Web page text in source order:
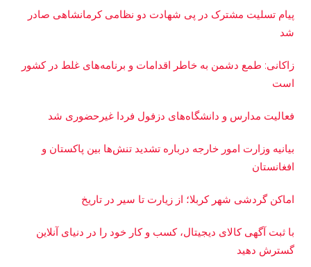
پیام تسلیت مشترک در پی شهادت دو نظامی کرمانشاهی صادر
شد
زاکانی: طمع دشمن به خاطر اقدامات و برنامه‌های غلط در کشور
است
فعالیت مدارس و دانشگاه‌های دزفول فردا غیرحضوری شد
بیانیه وزارت امور خارجه درباره تشدید تنش‌ها بین پاکستان و
افغانستان
اماکن گردشی شهر کربلا؛ از زیارت تا سیر در تاریخ
با ثبت آگهی کالای دیجیتال، کسب و کار خود را در دنیای آنلاین
گسترش دهید